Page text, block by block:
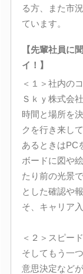
る方、また市
ています。
【先輩社員に
イ！】
＜１＞社内の
Ｓｋｙ株式会
時間と場所を
クを行き来し
あるときはPC
ボードに図や
たり前の光景
とした確認や
そ、キャリア
＜２＞スピー
そしてもう一
意思決定など